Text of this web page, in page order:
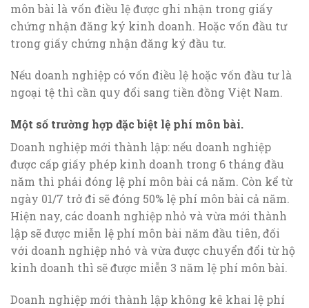
môn bài là vốn điều lệ được ghi nhận trong giấy
chứng nhận đăng ký kinh doanh. Hoặc vốn đầu tư
trong giấy chứng nhận đăng ký đầu tư.
Nếu doanh nghiệp có vốn điều lệ hoặc vốn đầu tư là
ngoại tệ thì cần quy đổi sang tiền đồng Việt Nam.
Một số trường hợp đặc biệt lệ phí môn bài.
Doanh nghiệp mới thành lập: nếu doanh nghiệp
được cấp giấy phép kinh doanh trong 6 tháng đầu
năm thì phải đóng lệ phí môn bài cả năm. Còn kể từ
ngày 01/7 trở đi sẽ đóng 50% lệ phí môn bài cả năm.
Hiện nay, các doanh nghiệp nhỏ và vừa mới thành
lập sẽ được miễn lệ phí môn bài năm đầu tiên, đối
với doanh nghiệp nhỏ và vừa được chuyển đổi từ hộ
kinh doanh thì sẽ được miễn 3 năm lệ phí môn bài.
Doanh nghiệp mới thành lập không kê khai lệ phí